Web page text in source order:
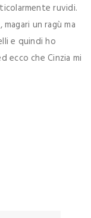
ruvidi.
un ragù ma
e quindi ho
ecco che Cinzia mi